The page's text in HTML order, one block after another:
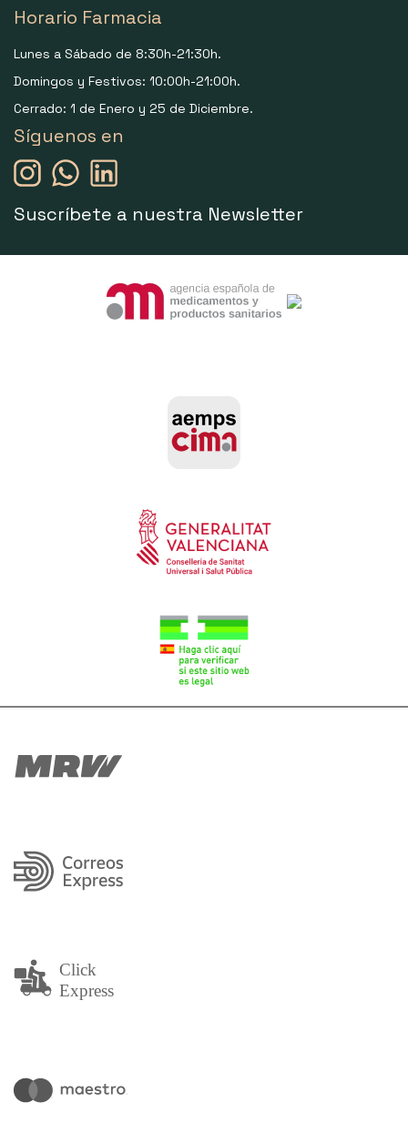
Horario Farmacia
Lunes a Sábado de 8:30h-21:30h.
Domingos y Festivos: 10:00h-21:00h.
Cerrado: 1 de Enero y 25 de Diciembre.
Síguenos en
Suscríbete a nuestra Newsletter